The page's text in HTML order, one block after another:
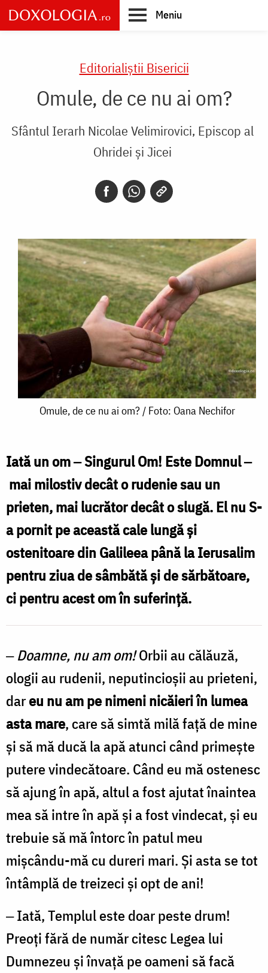
Skip
to
main
Meniu
Editorialiștii Bisericii
Omule, de ce nu ai om?
Sfântul Ierarh Nicolae Velimirovici, Episcop al
Ohridei și Jicei
Omule,
nu
ai
om?
/
Foto:
Oana
Nechifor
Omule, de ce nu ai om? / Foto: Oana Nechifor
Iată un om ‒ Singurul Om! Este Domnul ‒
mai milostiv decât o rudenie sau un
prieten, mai lucrător decât o slugă. El nu S-
a pornit pe această cale lungă şi
ostenitoare din Galileea până la Ierusalim
pentru ziua de sâmbătă şi de sărbătoare,
ci pentru acest om în suferinţă.
‒Doamne, nu am om!Orbii au călăuză,
ologii au rudenii, neputincioşii au prieteni,
dareu nu am pe nimeni nicăieri în lumea
asta mare, care să simtă milă faţă de mine
şi să mă ducă la apă atunci când primeşte
putere vindecătoare. Când eu mă ostenesc
să ajung în apă, altul a fost ajutat înaintea
mea să intre în apă şi a fost vindecat, şi eu
trebuie să mă întorc în patul meu
mişcându-mă cu dureri mari. Şi asta se tot
întâmplă de treizeci şi opt de ani!
‒ Iată, Templul este doar peste drum!
Preoţi fără de număr citesc Legea lui
Dumnezeu şi învaţă pe oameni să facă